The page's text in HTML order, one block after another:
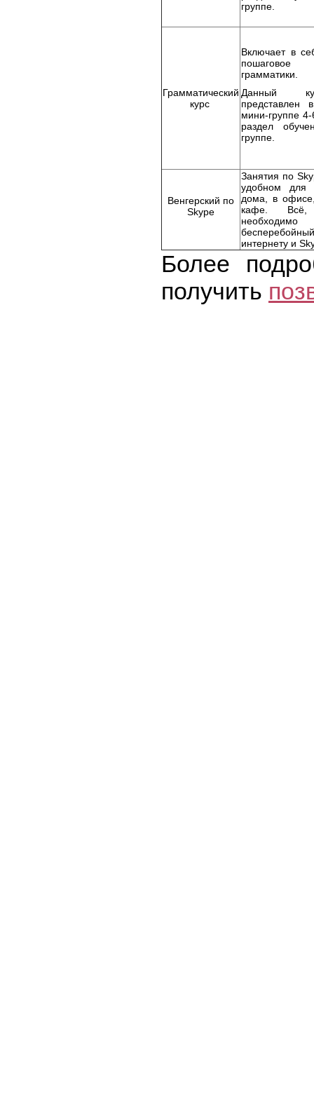
группе.
Грамматический
курс
Включает в
грамматики.
Данный
представлен
мини-группе
раздел
группе.
Венгерский по
Skype
Занятия по
удобном
дома, в
кафе.
интернету и
Более
получить